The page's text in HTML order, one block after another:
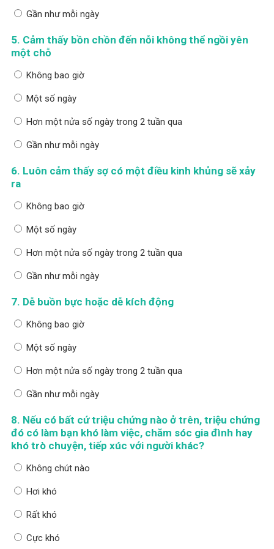
Gần như mỗi ngày
5. Cảm thấy bồn chồn đến nỗi không thể ngồi yên
một chỗ
Không bao giờ
Một số ngày
Hơn một nửa số ngày trong 2 tuần qua
Gần như mỗi ngày
6. Luôn cảm thấy sợ có một điều kinh khủng sẽ xảy
ra
Không bao giờ
Một số ngày
Hơn một nửa số ngày trong 2 tuần qua
Gần như mỗi ngày
7. Dễ buồn bực hoặc dễ kích động
Không bao giờ
Một số ngày
Hơn một nửa số ngày trong 2 tuần qua
Gần như mỗi ngày
8. Nếu có bất cứ triệu chứng nào ở trên, triệu chứng
đó có làm bạn khó làm việc, chăm sóc gia đình hay
khó trò chuyện, tiếp xúc với người khác?
Không chút nào
Hơi khó
Rất khó
Cực khó